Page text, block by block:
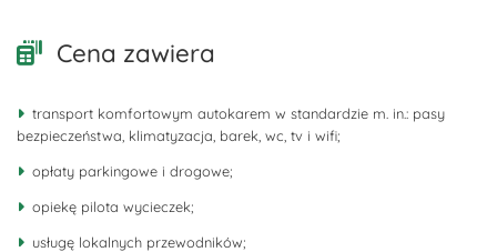
Cena zawiera
transport komfortowym autokarem w standardzie m. in.: pasy
bezpieczeństwa, klimatyzacja, barek, wc, tv i wifi;
opłaty parkingowe i drogowe;
opiekę pilota wycieczek;
usługę lokalnych przewodników;